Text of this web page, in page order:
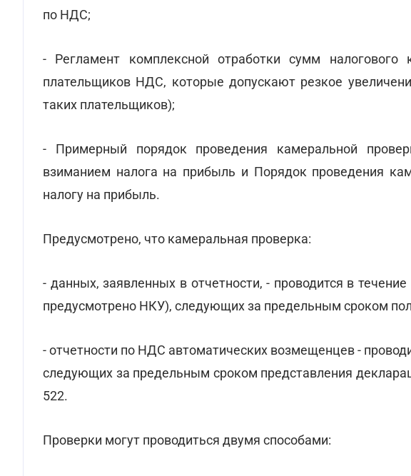
по НДС;
- Регламент комплексной отработки сумм
плательщиков НДС, которые допускают резкое
таких плательщиков);
- Примерный порядок проведения камеральной
взиманием налога на прибыль и Порядок проведения
налогу на прибыль.
Предусмотрено, что камеральная проверка:
- данных, заявленных в отчетности, - проводится в
предусмотрено НКУ), следующих за предельным сроком
- отчетности по НДС автоматических возмещенцев -
следующих за предельным сроком представления
522.
Проверки могут проводиться двумя способами: